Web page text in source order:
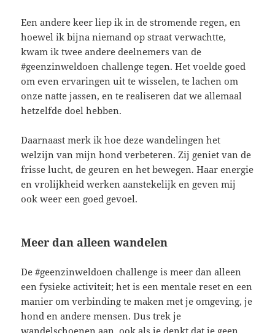
Een andere keer liep ik in de stromende regen, en
hoewel ik bijna niemand op straat verwachtte,
kwam ik twee andere deelnemers van de
#geenzinweldoen challenge tegen. Het voelde goed
om even ervaringen uit te wisselen, te lachen om
onze natte jassen, en te realiseren dat we allemaal
hetzelfde doel hebben.
Daarnaast merk ik hoe deze wandelingen het
welzijn van mijn hond verbeteren. Zij geniet van de
frisse lucht, de geuren en het bewegen. Haar energie
en vrolijkheid werken aanstekelijk en geven mij
ook weer een goed gevoel.
Meer dan alleen wandelen
De #geenzinweldoen challenge is meer dan alleen
een fysieke activiteit; het is een mentale reset en een
manier om verbinding te maken met je omgeving, je
hond en andere mensen. Dus trek je